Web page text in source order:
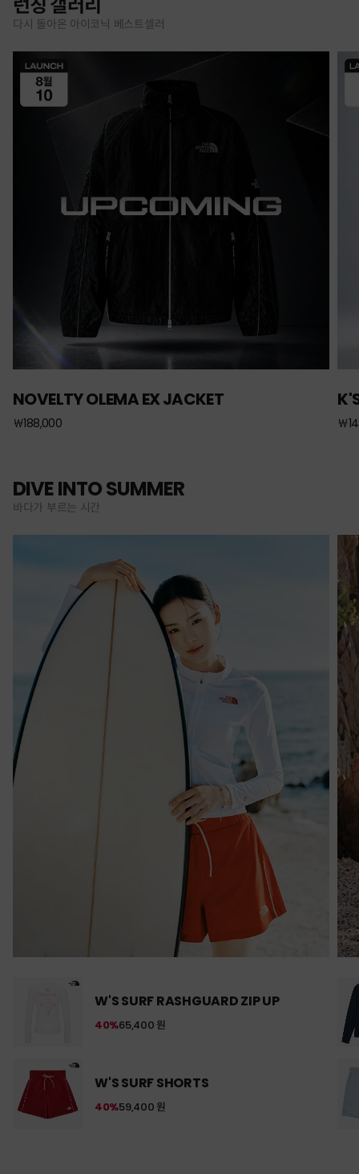
런칭 갤러리
다시 돌아온 아이코닉 베스트셀러
NOVELTY OLEMA EX JACKET
￦188,000 ￦
DIVE INTO SUMMER
바다가 부르는 시간
W'S SURF RASHGUARD ZIP UP
65,400 원
40%
W'S SURF SHORTS
59,400 원
40%